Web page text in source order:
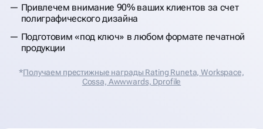
Привлечем внимание 90% ваших клиентов за счет
полиграфического дизайна
Подготовим «под ключ» в любом формате печатной
продукции
*Получаем престижные награды Rating Runeta, Workspace,
Cossa, Аwwwards, Dprofile